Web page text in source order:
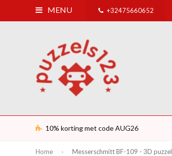
MENU +32475660652
10% korting met code AUG26
Home Messerschmitt BF-109 - 3D puzzel